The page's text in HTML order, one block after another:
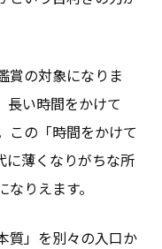
賞の対象になりま
長い時間をかけて
この「時間をかけて
に薄くなりがちな所
りえます。
質」を別々の入口か